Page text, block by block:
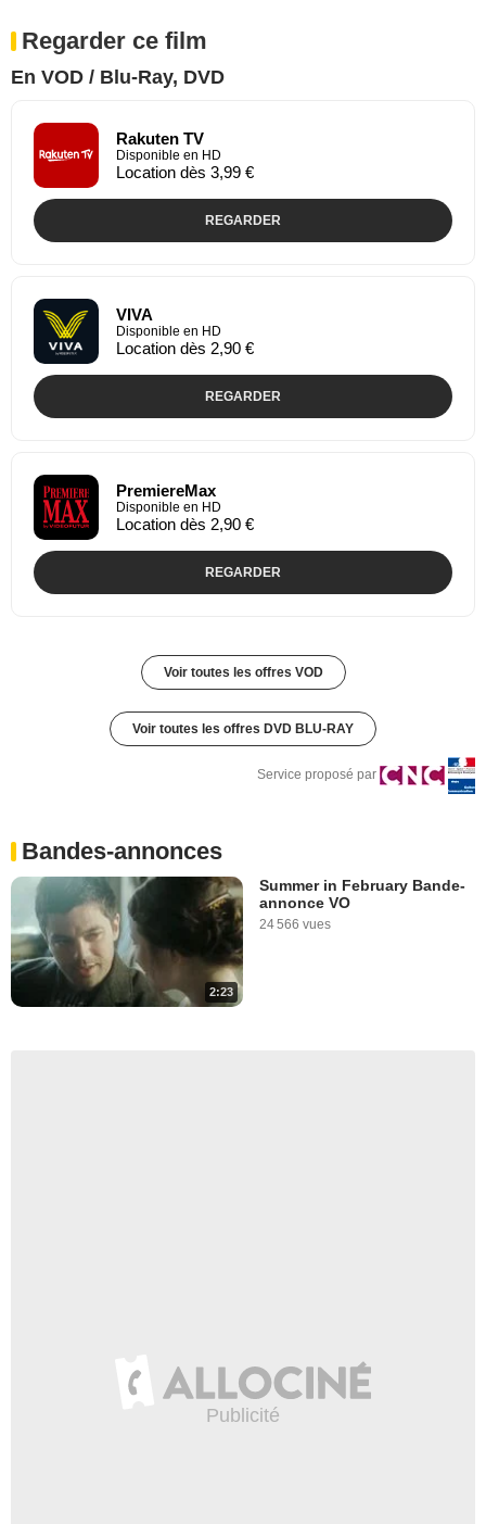
Regarder ce film
En VOD / Blu-Ray, DVD
Rakuten TV
Disponible en HD
Location dès 3,99 €
REGARDER
VIVA
Disponible en HD
Location dès 2,90 €
REGARDER
PremiereMax
Disponible en HD
Location dès 2,90 €
REGARDER
Voir toutes les offres VOD
Voir toutes les offres DVD BLU-RAY
Service proposé par
Bandes-annonces
2:23
Summer in February Bande-
annonce VO
24 566 vues